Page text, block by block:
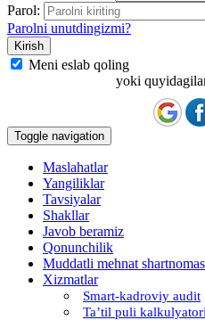
Parol:
Parolni unutdingizmi?
Meni eslab qoling
yoki
Toggle navigation
Maslahatlar
Yangiliklar
Tavsiyalar
Shakllar
Javob beramiz
Qonunchilik
Muddatli mehnat
Xizmatlar
Smart-kadroviy audit
Ta’til puli kalkulyatori